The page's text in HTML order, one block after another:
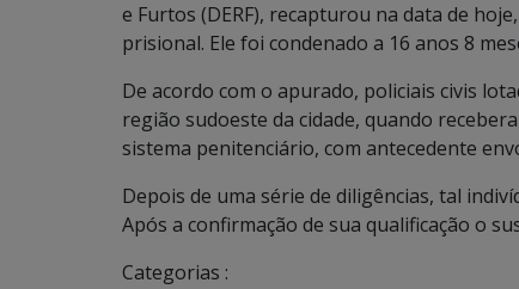
e Furtos (DERF), recapturou na data de
prisional. Ele foi condenado a 16 anos 8
De acordo com o apurado, policiais civis
região sudoeste da cidade, quando
sistema penitenciário, com antecedente
Depois de uma série de diligências, tal
Após a confirmação de sua qualificação o
Categorias :